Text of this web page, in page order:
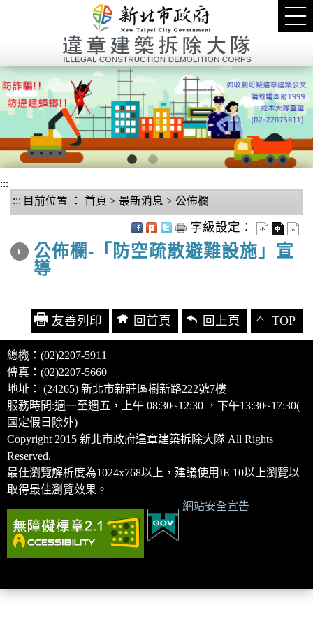
1
:::
::: 目前位置 ： 首頁 > 最新消息 > 公佈欄
字級設定：
公佈欄-「防空疏散避難設施」宣
導
友善列印 回首頁 回上頁 TOP
總機：(02)2207-5911
傳真：(02)2207-5660
地址： (24265) 新北市新莊區樹新路222號7樓
服務時間:週一至週五，上午 08:30~12:30 ，下午13:30~17:30(
國定假日除外)
Copyright 2015 新北市政府違章建築拆除大隊 All Rights
Reserved.
最佳瀏覽解析度為1024x768以上，建議使用IE 10以上瀏覽以
取得最佳瀏覽效果。
網站安全宣告